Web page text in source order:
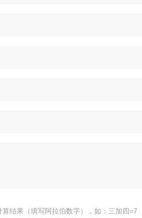
算结果（填写阿拉伯数字），如：三加四=7